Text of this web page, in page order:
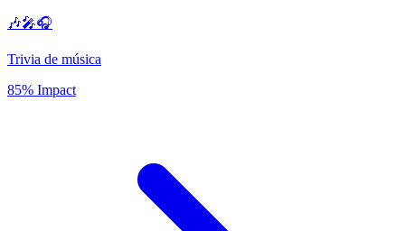
🎶🎤🎧
Trivia de música
85% Impact